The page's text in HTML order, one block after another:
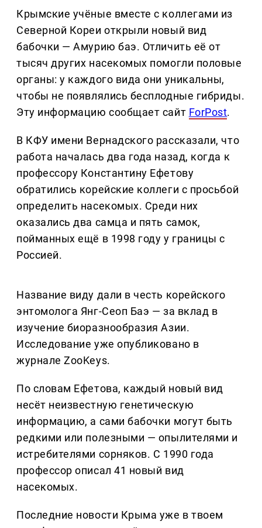
Крымские учёные вместе с коллегами из
Северной Кореи открыли новый вид
бабочки — Амурию баэ. Отличить её от
тысяч других насекомых помогли половые
органы: у каждого вида они уникальны,
чтобы не появлялись бесплодные гибриды.
Эту информацию сообщает сайт ForPost.
В КФУ имени Вернадского рассказали, что
работа началась два года назад, когда к
профессору Константину Ефетову
обратились корейские коллеги с просьбой
определить насекомых. Среди них
оказались два самца и пять самок,
пойманных ещё в 1998 году у границы с
Россией.
Название виду дали в честь корейского
энтомолога Янг-Сеоп Баэ — за вклад в
изучение биоразнообразия Азии.
Исследование уже опубликовано в
журнале ZooKeys.
По словам Ефетова, каждый новый вид
несёт неизвестную генетическую
информацию, а сами бабочки могут быть
редкими или полезными — опылителями и
истребителями сорняков. С 1990 года
профессор описал 41 новый вид
насекомых.
Последние новости Крыма уже в твоем